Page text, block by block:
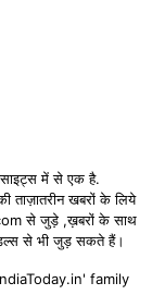
में से एक है.
ताज़ातरीन खबरों के लिये
से जुड़े ,ख़बरों के साथ
से भी जुड़ सकते हैं।
family